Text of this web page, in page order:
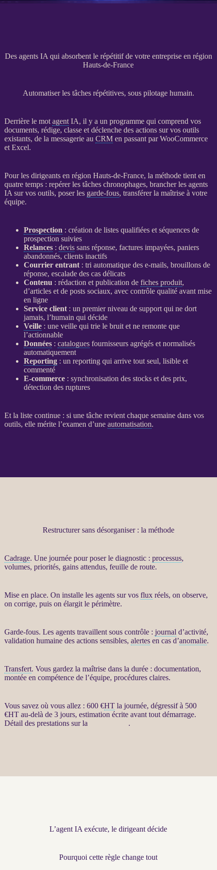
Des agents IA qui absorbent le répétitif de votre entreprise en région
Hauts-de-France
Automatiser les tâches répétitives, sous pilotage humain.
Derrière le mot agent IA, il y a un programme qui comprend vos
documents, rédige, classe et déclenche des actions sur vos outils
existants, de la messagerie au CRMen passant parWooCommerce
et Excel.
Pour les dirigeants en région Hauts-de-France, la méthode tient en
quatre temps : repérer les tâches chronophages, brancher les agents
IA sur vos outils, poser les garde-fous, transférer la maîtrise à votre
équipe.
Prospection : création de listes qualifiées et séquences de
prospection suivies
Relances: devissans réponse, factures impayées, paniers
abandonnés, clients inactifs
Courrier entrant: tri automatique des e-mails, brouillons de
réponse, escalade des cas délicats
Contenu : rédaction et publication de fiches produit,
d’articles et de posts sociaux, avec contrôle qualité avant mise
en ligne
Service client: un premier niveau de support qui ne dort
jamais, l’humain qui décide
Veille: une veillequi trie le bruit et ne remonte que
l’actionnable
Données: cataloguesfournisseurs agrégés et normalisés
automatiquement
Reporting: un reportingqui arrive tout seul, lisible et
commenté
E-commerce: synchronisation des stocks et des prix,
détection des ruptures
Et la liste continue : si une tâche revient chaque semaine dans vos
outils, elle mérite l’examen d’une automatisation.
Restructurer sans désorganiser : la méthode
Cadrage. Une journée pour poser le diagnostic : processus,
volumes, priorités, gains attendus, feuille de route.
Mise en place. On installe les agentssur vos fluxréels, on observe,
on corrige, puis on élargit le périmètre.
Garde-fous. Les agentstravaillent sous contrôle : journal d’activité,
validation humaine des actions sensibles, alertesen cas d’anomalie.
Transfert. Vous gardez la maîtrise dans la durée : documentation,
montée en compétence de l’équipe, procédures claires.
Vous savez où vous allez : 600 €HTla journée, dégressif à 500
€HTau-delà de 3 jours, estimation écrite avant tout démarrage.
Détail des prestations sur la
.
L’agent IA exécute, le dirigeant décide
Pourquoi cette règle change tout